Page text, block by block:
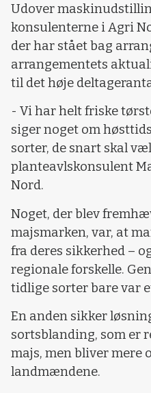
Udover
konsulenterne i Agri
der har stået bag
arrangementets
til det høje
- Vi har helt friske
siger noget om
sorter, de snart skal
planteavlskonsulent
Nord.
Noget, der blev
majsmarken, var, at
fra deres sikkerhed –
regionale forskelle.
tidlige sorter bare var
En anden sikker
sortsblanding, som er
majs, men bliver mere
landmændene.